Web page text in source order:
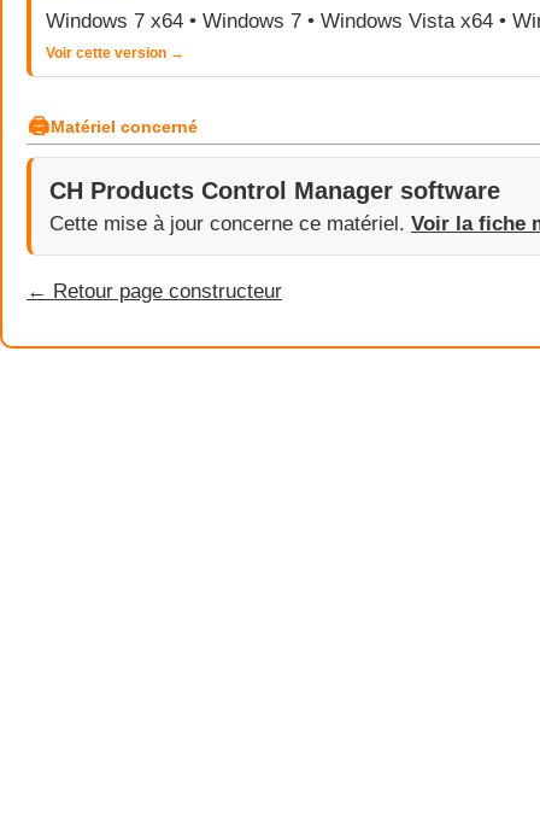
Windows 7 x64 • Windows 7 • Windows Vista x64 •
Voir cette version →
🖨Matériel concerné
CH Products Control Manager software
Cette mise à jour concerne ce matériel. Voir la fiche
← Retour page constructeur